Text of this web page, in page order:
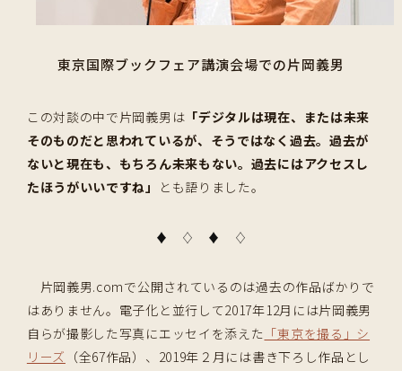
東京国際ブックフェア講演会場での片岡義男
この対談の中で片岡義男は 「デジタルは現在、または未来
そのものだと思われているが、そうではなく過去。過去が
ないと現在も、もちろん未来もない。過去にはアクセスし
たほうがいいですね」
とも語りました。
♦ ♢ ♦ ♢
片岡義男.comで公開されているのは過去の作品ばかりで
はありません。電子化と並行して2017年12月には片岡義男
自らが撮影した写真にエッセイを添えた 「東京を撮る」シ
リーズ （全67作品）、2019年２月には書き下ろし作品とし